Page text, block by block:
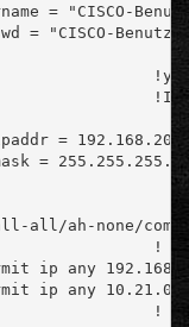
= "CISCO-
= "CISCO-
=
=
all/ah-none/
!
ip any
ip any
!